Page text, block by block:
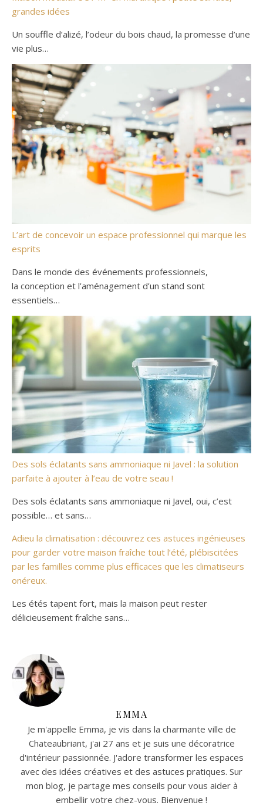
grandes idées
Un souffle d’alizé, l’odeur du bois chaud, la promesse d’une
vie plus…
L’art de concevoir un espace professionnel qui marque les
esprits
Dans le monde des événements professionnels,
la conception et l’aménagement d’un stand sont
essentiels…
Des sols éclatants sans ammoniaque ni Javel : la solution
parfaite à ajouter à l’eau de votre seau !
Des sols éclatants sans ammoniaque ni Javel, oui, c’est
possible… et sans…
Adieu la climatisation : découvrez ces astuces ingénieuses
pour garder votre maison fraîche tout l’été, plébiscitées
par les familles comme plus efficaces que les climatiseurs
onéreux.
Les étés tapent fort, mais la maison peut rester
délicieusement fraîche sans…
EMMA
Je m'appelle Emma, je vis dans la charmante ville de
Chateaubriant, j'ai 27 ans et je suis une décoratrice
d'intérieur passionnée. J'adore transformer les espaces
avec des idées créatives et des astuces pratiques. Sur
mon blog, je partage mes conseils pour vous aider à
embellir votre chez-vous. Bienvenue !